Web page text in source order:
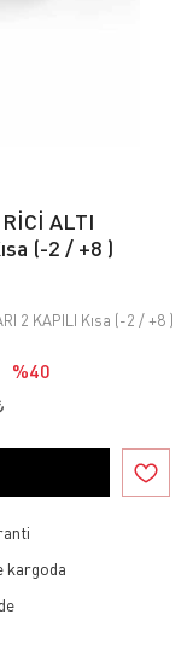
ALTI
(-2 / +8 )
2 KAPILI Kısa (-2 / +8 )
%40
kargoda